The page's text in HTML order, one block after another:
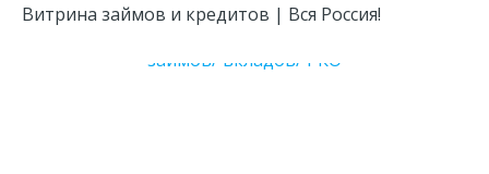
Витрина займов и кредитов | Вся Россия!